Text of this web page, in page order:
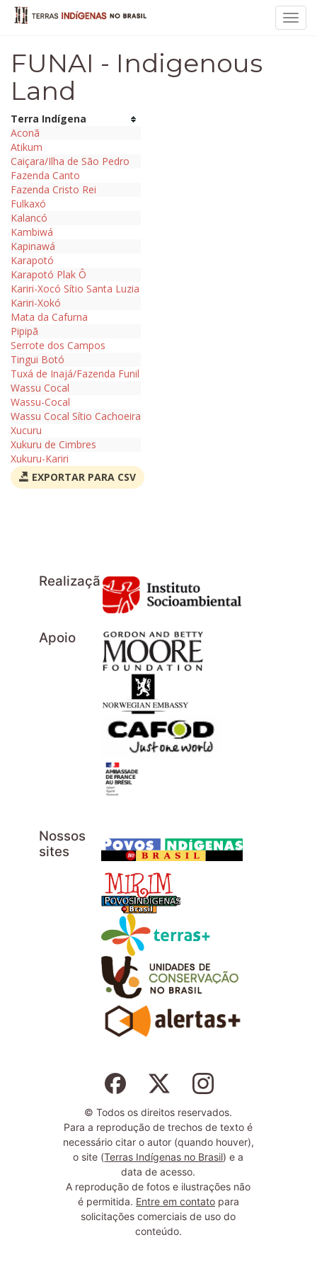
FUNAI - Indigenous
Land
Terra Indígena
Aconã
Atikum
Caiçara/Ilha de São Pedro
Fazenda Canto
Fazenda Cristo Rei
Fulkaxó
Kalancó
Kambiwá
Kapinawá
Karapotó
Karapotó Plak Ô
Kariri-Xocó Sítio Santa Luzia
Kariri-Xokó
Mata da Cafurna
Pipipã
Serrote dos Campos
Tingui Botó
Tuxá de Inajá/Fazenda Funil
Wassu Cocal
Wassu-Cocal
Wassu Cocal Sítio Cachoeira
Xucuru
Xukuru de Cimbres
Xukuru-Kariri
EXPORTAR PARA CSV